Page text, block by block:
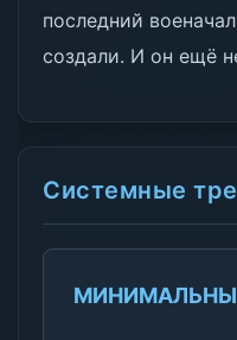
последний
создали. И он ещё
Системные